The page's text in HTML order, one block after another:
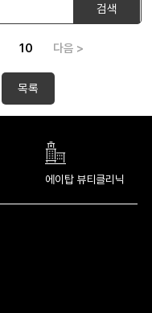
검색
10 다음 >
목록
에이탑 뷰티클리닉